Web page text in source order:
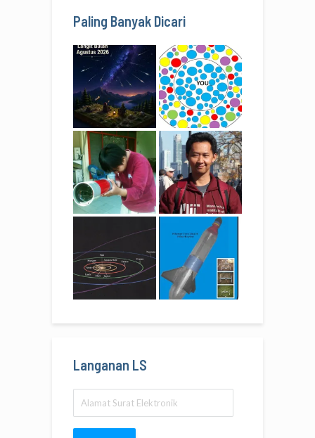
Paling Banyak Dicari
Langanan LS
Surat
Elektronik